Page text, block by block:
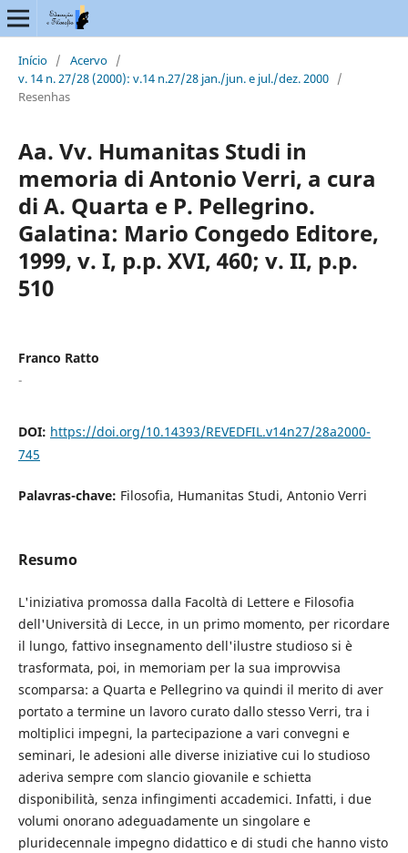
Início / Acervo /
v. 14 n. 27/28 (2000): v.14 n.27/28 jan./jun. e jul./dez. 2000 /
Resenhas
Aa. Vv. Humanitas Studi in
memoria di Antonio Verri, a cura
di A. Quarta e P. Pellegrino.
Galatina: Mario Congedo Editore,
1999, v. I, p.p. XVI, 460; v. II, p.p.
510
Franco Ratto
-
DOI: https://doi.org/10.14393/REVEDFIL.v14n27/28a2000-
745
Palavras-chave: Filosofia, Humanitas Studi, Antonio Verri
Resumo
L'iniziativa promossa dalla Facoltà di Lettere e Filosofia
dell'Università di Lecce, in un primo momento, per ricordare
il lungo, fattivo insegnamento dell'ilustre studioso si è
trasformata, poi, in memoriam per la sua improvvisa
scomparsa: a Quarta e Pellegrino va quindi il merito di aver
portato a termine un lavoro curato dallo stesso Verri, tra i
moltiplici impegni, la partecipazione a vari convegni e
seminari, le adesioni alle diverse iniziative cui lo studioso
aderiva sempre com slancio giovanile e schietta
disponibilità, senza infingimenti accademici. Infatti, i due
volumi onorano adeguadamente un singolare e
pluridecennale impegno didattico e di studi che hanno visto